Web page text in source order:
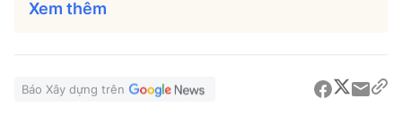
Xem thêm
Báo Xây dựng trên